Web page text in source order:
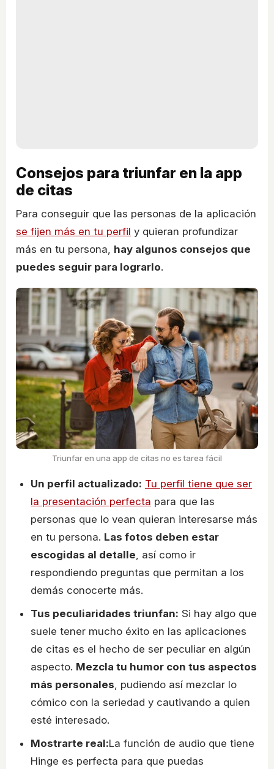
Consejos para triunfar en la app
de citas
Para conseguir que las personas de la aplicación
se fijen más en tu perfil y quieran profundizar
más en tu persona, hay algunos consejos que
puedes seguir para lograrlo.
Triunfar en una app de citas no es tarea fácil
Un perfil actualizado: Tu perfil tiene que ser
la presentación perfecta para que las
personas que lo vean quieran interesarse más
en tu persona. Las fotos deben estar
escogidas al detalle, así como ir
respondiendo preguntas que permitan a los
demás conocerte más.
Tus peculiaridades triunfan: Si hay algo que
suele tener mucho éxito en las aplicaciones
de citas es el hecho de ser peculiar en algún
aspecto. Mezcla tu humor con tus aspectos
más personales, pudiendo así mezclar lo
cómico con la seriedad y cautivando a quien
esté interesado.
Mostrarte real:La función de audio que tiene
Hinge es perfecta para que puedas